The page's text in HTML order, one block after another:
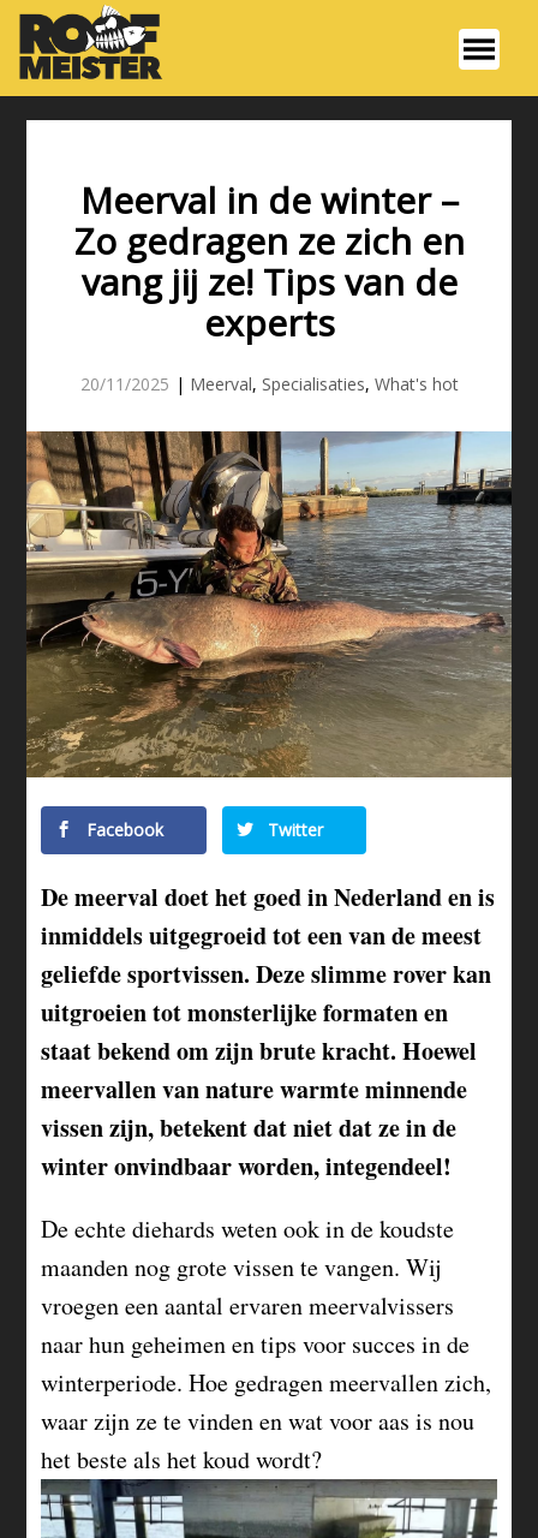
Meerval in de winter –
Zo gedragen ze zich en
vang jij ze! Tips van de
experts
20/11/2025 | Meerval, Specialisaties, What's hot
Facebook Twitter
De meerval doet het goed in Nederland en is
inmiddels uitgegroeid tot een van de meest
geliefde sportvissen. Deze slimme rover kan
uitgroeien tot monsterlijke formaten en
staat bekend om zijn brute kracht. Hoewel
meervallen van nature warmte minnende
vissen zijn, betekent dat niet dat ze in de
winter onvindbaar worden, integendeel!
De echte diehards weten ook in de koudste
maanden nog grote vissen te vangen. Wij
vroegen een aantal ervaren meervalvissers
naar hun geheimen en tips voor succes in de
winterperiode. Hoe gedragen meervallen zich,
waar zijn ze te vinden en wat voor aas is nou
het beste als het koud wordt?